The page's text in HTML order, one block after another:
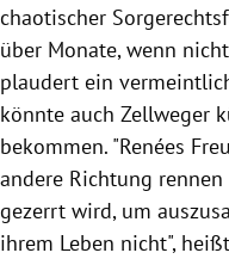
chaotischer
über Monate, wenn
plaudert ein
könnte auch Zellweger
bekommen. "Renées
andere Richtung
gezerrt wird, um
ihrem Leben nicht",